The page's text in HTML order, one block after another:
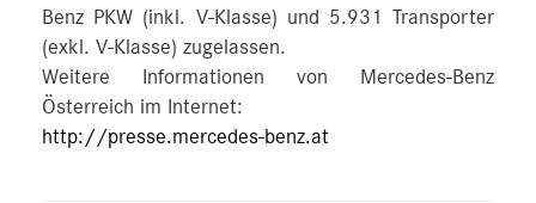
Benz PKW (inkl. V-Klasse) und 5.931 Transporter
(exkl. V-Klasse) zugelassen.
Weitere Informationen von Mercedes-Benz
Österreich im Internet:
http://presse.mercedes-benz.at